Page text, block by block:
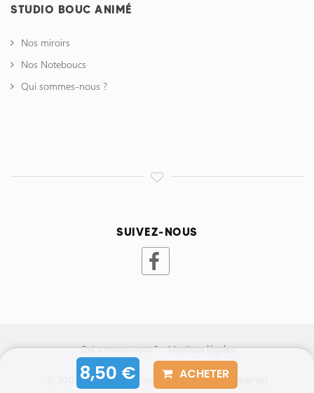
8,50 € ACHETER
STUDIO BOUC ANIMÉ
Nos miroirs
Nos Noteboucs
Qui sommes-nous ?
SUIVEZ-NOUS
Qui sommes-nous ? Mentions légales
© 2017-2026 - Studio Bouc Animé - Tous droits réservés